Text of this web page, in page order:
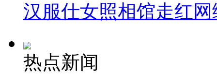
汉服仕女照相馆走红网
热点新闻